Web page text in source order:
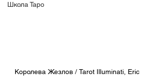
Школа Таро
Королева Жезлов / Tarot Illuminati, Eric